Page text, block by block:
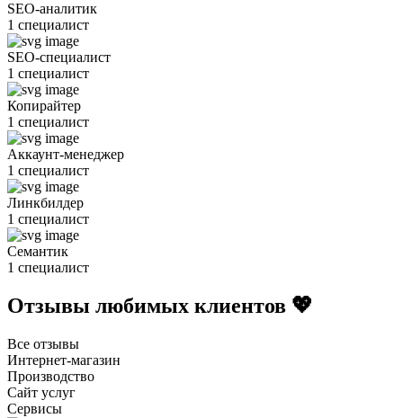
SEO-аналитик
1 специалист
SEO-специалист
1 специалист
Копирайтер
1 специалист
Аккаунт-менеджер
1 специалист
Линкбилдер
1 специалист
Семантик
1 специалист
Отзывы любимых клиентов 💖
Все отзывы
Интернет-магазин
Производство
Сайт услуг
Сервисы